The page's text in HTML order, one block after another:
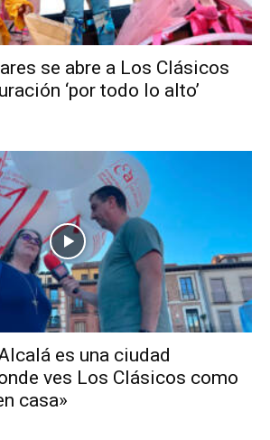
se abre a Los Clásicos
‘por todo lo alto’
es una ciudad
ves Los Clásicos como
casa»